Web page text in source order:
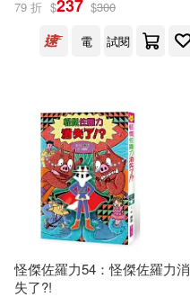
79 折 $237 $300
電
試閱
怪傑佐羅力54：怪傑佐羅力消
失了?!